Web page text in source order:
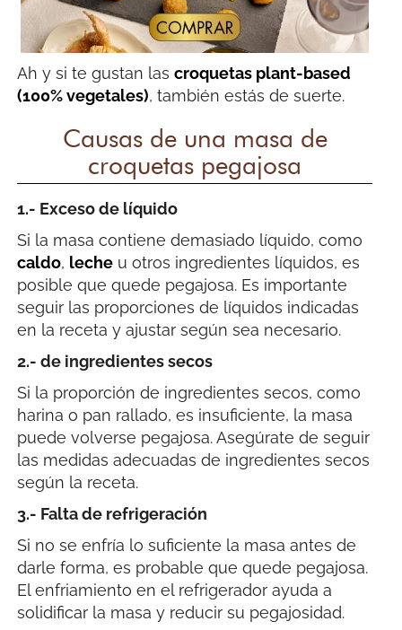
Ah y si te gustan lascroquetas plant-based
(100% vegetales), también estás de suerte.
Causas de una masa de
croquetas pegajosa
1.- Exceso de líquido
Si la masa contiene demasiado líquido, como
caldo, leche u otros ingredientes líquidos, es
posible que quede pegajosa. Es importante
seguir las proporciones de líquidos indicadas
en la receta y ajustar según sea necesario.
2.- de ingredientes secos
Si la proporción de ingredientes secos, como
harina o pan rallado, es insuficiente, la masa
puede volverse pegajosa. Asegúrate de seguir
las medidas adecuadas de ingredientes secos
según la receta.
3.- Falta de refrigeración
Si no se enfría lo suficiente la masa antes de
darle forma, es probable que quede pegajosa.
El enfriamiento en el refrigerador ayuda a
solidificar la masa y reducir su pegajosidad.